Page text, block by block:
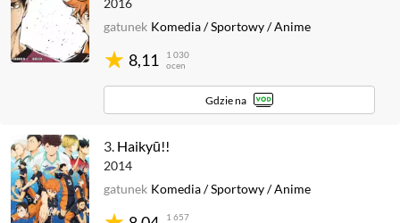
2016
8,11
1 030
ocen
gatunek Komedia/Sportowy/Anime
Gdzie na
3. Haikyū!!
2014
1 657
gatunek Komedia/Sportowy/Anime